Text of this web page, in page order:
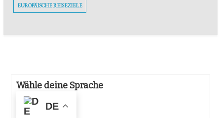
EUROPÄISCHE REISEZIELE
Wähle deine Sprache
DE